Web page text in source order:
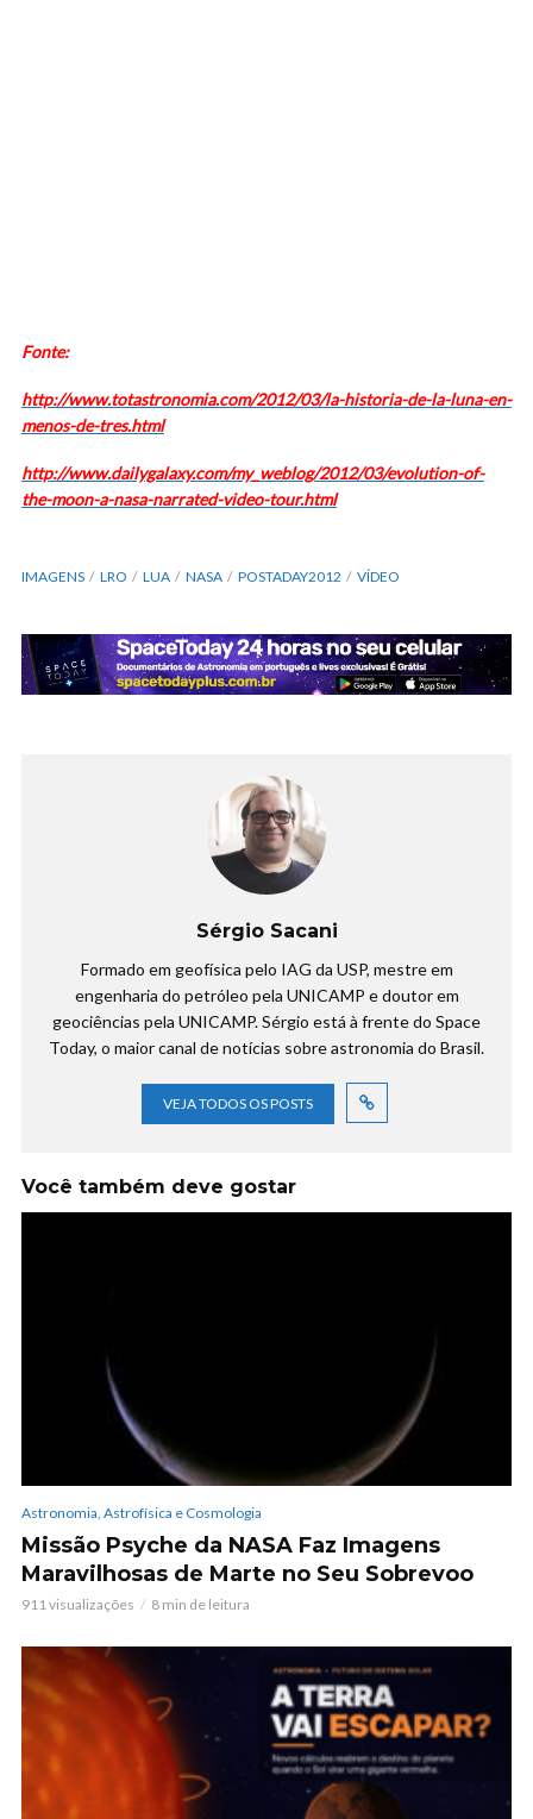
Fonte:
http://www.totastronomia.com/2012/03/la-historia-de-la-luna-en-
menos-de-tres.html
http://www.dailygalaxy.com/my_weblog/2012/03/evolution-of-
the-moon-a-nasa-narrated-video-tour.html
IMAGENS LRO LUA NASA POSTADAY2012 VÍDEO
Sérgio Sacani
Formado em geofísica pelo IAG da USP, mestre em
engenharia do petróleo pela UNICAMP e doutor em
geociências pela UNICAMP. Sérgio está à frente do Space
Today, o maior canal de notícias sobre astronomia do Brasil.
VEJA TODOS OS POSTS
Você também deve gostar
Astronomia, Astrofísica e Cosmologia
Missão Psyche da NASA Faz Imagens
Maravilhosas de Marte no Seu Sobrevoo
911 visualizações 8 min de leitura